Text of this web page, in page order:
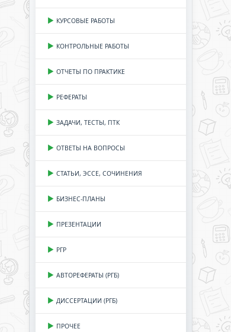
КУРСОВЫЕ РАБОТЫ
КОНТРОЛЬНЫЕ РАБОТЫ
ОТЧЕТЫ ПО ПРАКТИКЕ
РЕФЕРАТЫ
ЗАДАЧИ, ТЕСТЫ, ПТК
ОТВЕТЫ НА ВОПРОСЫ
СТАТЬИ, ЭССЕ, СОЧИНЕНИЯ
БИЗНЕС-ПЛАНЫ
ПРЕЗЕНТАЦИИ
РГР
АВТОРЕФЕРАТЫ (РГБ)
ДИССЕРТАЦИИ (РГБ)
ПРОЧЕЕ